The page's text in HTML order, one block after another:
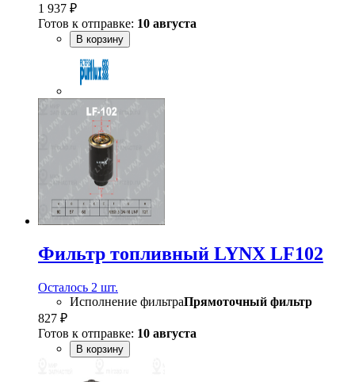
1 937 ₽
Готов к отправке: 10 августа
В корзину
Фильтр топливный LYNX LF102
Осталось 2 шт.
Исполнение фильтраПрямоточный фильтр
827 ₽
Готов к отправке: 10 августа
В корзину